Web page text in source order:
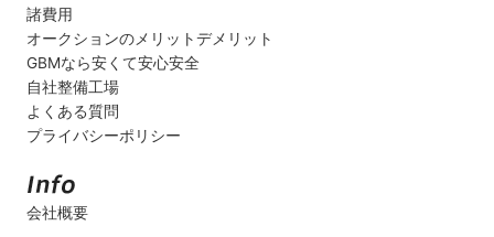
諸費用
オークションのメリットデメリット
GBMなら安くて安心安全
自社整備工場
よくある質問
プライバシーポリシー
会社概要